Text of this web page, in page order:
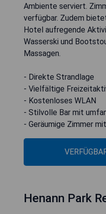
Ambiente serviert.
verfügbar. Zudem
Hotel aufregende
Wasserski und
Massagen.
- Direkte Strandlage
- Vielfältige
- Kostenloses WLAN
- Stilvolle Bar mit
- Geräumige Zimmer
Henann Park